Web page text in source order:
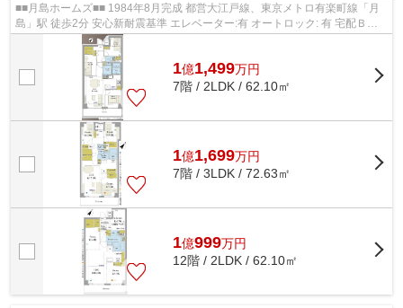
■■月島ホームズ■■ 1984年8月完成 都営大江戸線、東京メトロ有楽町線「月
島」駅 徒歩2分 安心新耐震基準 エレベーター:有 オートロック: 有 宅配ＢＯ
Ｘ:有
1億1,499万円
7階 / 2LDK / 62.10㎡
1億1,699万円
7階 / 3LDK / 72.63㎡
1億999万円
12階 / 2LDK / 62.10㎡